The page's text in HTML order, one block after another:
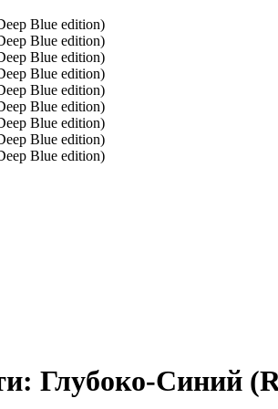
Глубоко-Синий